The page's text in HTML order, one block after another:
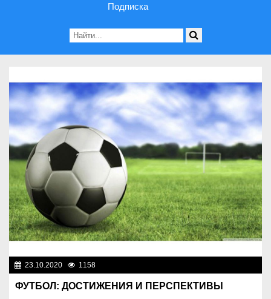
Подписка
23.10.2020 1158
ФУТБОЛ: ДОСТИЖЕНИЯ И ПЕРСПЕКТИВЫ